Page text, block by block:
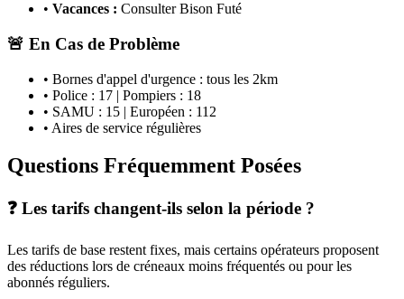
• Vacances : Consulter Bison Futé
🚨 En Cas de Problème
• Bornes d'appel d'urgence : tous les 2km
• Police : 17 | Pompiers : 18
• SAMU : 15 | Européen : 112
• Aires de service régulières
Questions Fréquemment Posées
❓ Les tarifs changent-ils selon la période ?
Les tarifs de base restent fixes, mais certains opérateurs proposent
des réductions lors de créneaux moins fréquentés ou pour les
abonnés réguliers.